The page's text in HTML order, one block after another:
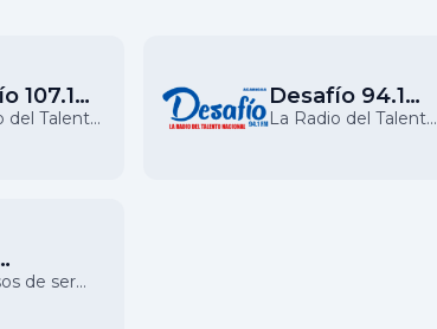
107.1
del Talento
Desafío 94.1
FM
La Radio del Talento
de ser